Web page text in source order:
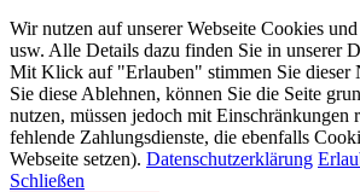
Wir nutzen auf unserer Webseite Cookies
usw. Alle Details dazu finden Sie in unserer
Mit Klick auf "Erlauben" stimmen Sie dieser
Sie diese Ablehnen, können Sie die Seite
nutzen, müssen jedoch mit Einschränkungen
fehlende Zahlungsdienste, die ebenfalls
Webseite setzen). Datenschutzerklärung
Schließen